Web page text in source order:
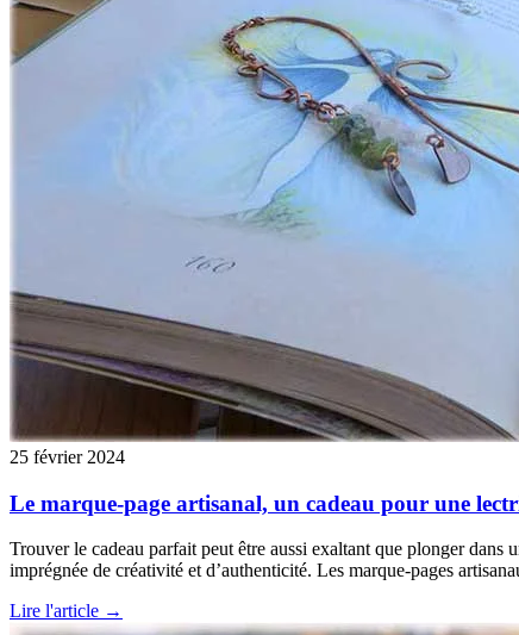
25 février 2024
Le marque-page artisanal, un cadeau pour une
Trouver le cadeau parfait peut être aussi exaltant que plonger
imprégnée de créativité et d’authenticité. Les marque-pages
Lire l'article →